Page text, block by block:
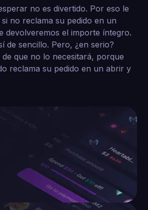
no es divertido. Por eso le
no reclama su pedido en un
devolveremos el importe íntegro.
de sencillo. Pero, ¿en serio?
de que no lo necesitará, porque
reclama su pedido en un abrir y